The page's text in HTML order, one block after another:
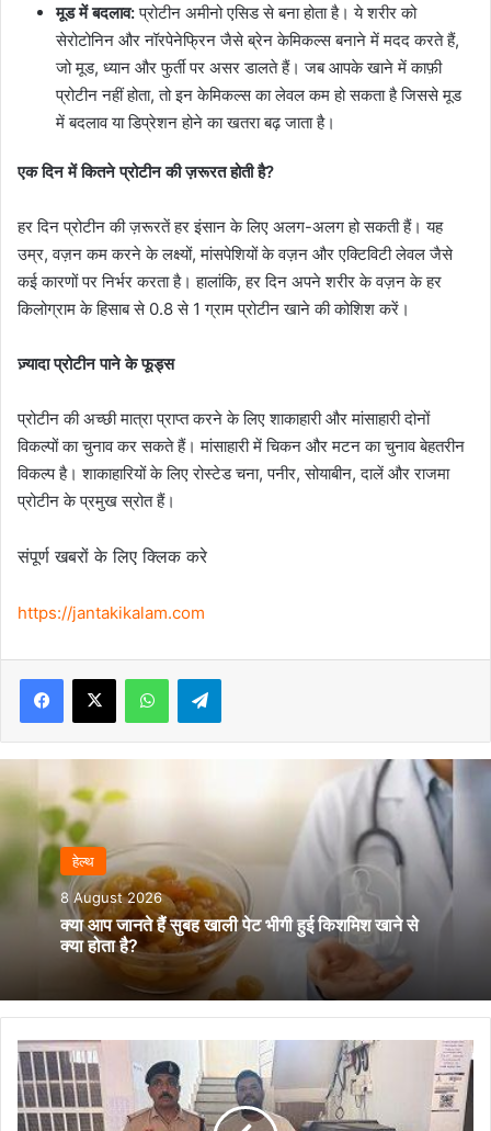
मूड में बदलाव:प्रोटीन अमीनो एसिड से बना होता है। ये शरीर को
सेरोटोनिन और नॉरपेनेफ्रिन जैसे ब्रेन केमिकल्स बनाने में मदद करते हैं,
जो मूड, ध्यान और फुर्ती पर असर डालते हैं। जब आपके खाने में काफ़ी
प्रोटीन नहीं होता, तो इन केमिकल्स का लेवल कम हो सकता है जिससे मूड
में बदलाव या डिप्रेशन होने का खतरा बढ़ जाता है।
एक दिन में कितने प्रोटीन की ज़रूरत होती है?
हर दिन प्रोटीन की ज़रूरतें हर इंसान के लिए अलग-अलग हो सकती हैं। यह
उम्र, वज़न कम करने के लक्ष्यों, मांसपेशियों के वज़न और एक्टिविटी लेवल जैसे
कई कारणों पर निर्भर करता है। हालांकि, हर दिन अपने शरीर के वज़न के हर
किलोग्राम के हिसाब से 0.8 से 1 ग्राम प्रोटीन खाने की कोशिश करें।
ज़्यादा प्रोटीन पाने के फूड्स
प्रोटीन की अच्छी मात्रा प्राप्त करने के लिए शाकाहारी और मांसाहारी दोनों
विकल्पों का चुनाव कर सकते हैं। मांसाहारी में चिकन और मटन का चुनाव बेहतरीन
विकल्प है। शाकाहारियों के लिए रोस्टेड चना, पनीर, सोयाबीन, दालें और राजमा
प्रोटीन के प्रमुख स्रोत हैं।
संपूर्ण खबरों के लिए क्लिक करे
https://jantakikalam.com
Facebook
X WhatsAppTelegram
हेल्‍थ
8 August 2026
क्या आप जानते हैं सुबह खाली पेट भीगी हुई किशमिश खाने से
क्या होता है?
सट्टा
कारोबार
पर
लगातार